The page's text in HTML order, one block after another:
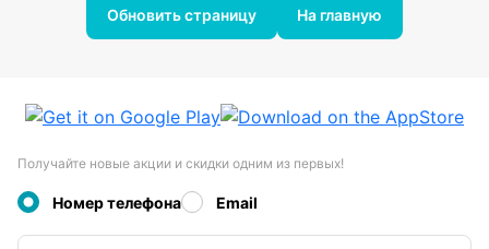
Обновить страницу На главную
Получайте новые акции и скидки одним из первых!
Номер телефона Email